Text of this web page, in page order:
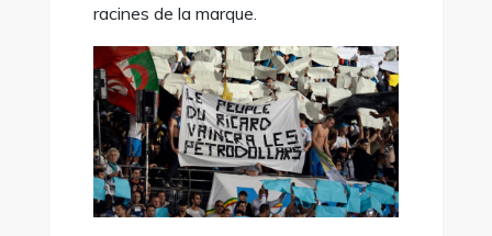
racines de la marque.